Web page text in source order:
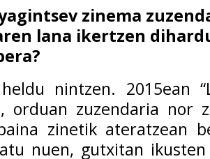
zinema
lana ikertzen
nintzen. 2015ean
orduan zuzendaria nor
zinetik ateratzean
nuen, gutxitan